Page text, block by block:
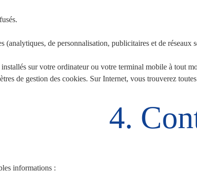
(analytiques, de personnalisation, publicitaires et de
sur votre ordinateur ou votre terminal mobile à tout
de gestion des cookies. Sur Internet, vous trouverez
4.
informations :